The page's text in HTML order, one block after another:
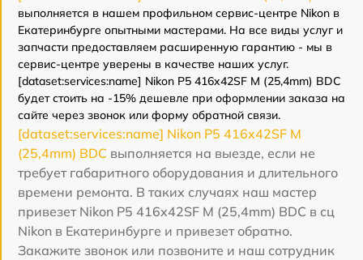
выполняется в нашем профильном сервис-центре Nikon в
Екатеринбурге опытными мастерами. На все виды услуг и
запчасти предоставляем расширенную гарантию - мы в
сервис-центре уверены в качестве наших услуг.
[dataset:services:name] Nikon P5 416x42SF M (25,4mm) BDC
будет стоить на -15% дешевле при оформлении заказа на
сайте через звонок или форму обратной связи.
[dataset:services:name] Nikon P5 416x42SF M
(25,4mm) BDC выполняется на выезде, если не
требует габаритного оборудования и длительного
времени ремонта. В таких случаях наш мастер
привезет Nikon P5 416x42SF M (25,4mm) BDC в сц
Nikon в Екатеринбурге и привезет обратно.
Закажите звонок или позвоните и наш сотрудник